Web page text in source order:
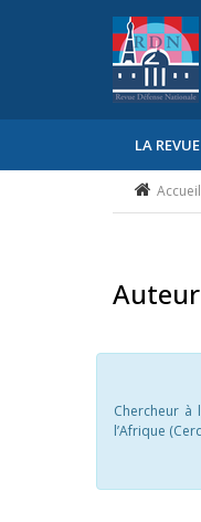
LA REVUE
Accueil
Chercheur à
l’Afrique